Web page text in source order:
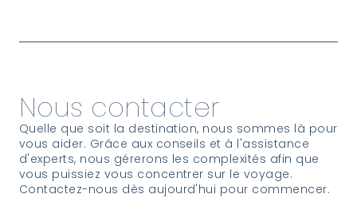
Nous contacter
Quelle que soit la destination, nous sommes là pour
vous aider. Grâce aux conseils et à l'assistance
d'experts, nous gérerons les complexités afin que
vous puissiez vous concentrer sur le voyage.
Contactez-nous dès aujourd'hui pour commencer.